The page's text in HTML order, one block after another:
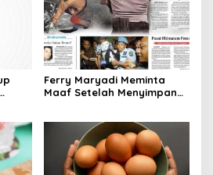
Ferry Maryadi Meminta
Maaf Setelah Menyimpan